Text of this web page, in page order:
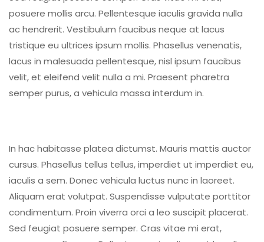
posuere mollis arcu. Pellentesque iaculis gravida nulla
ac hendrerit. Vestibulum faucibus neque at lacus
tristique eu ultrices ipsum mollis. Phasellus venenatis,
lacus in malesuada pellentesque, nisl ipsum faucibus
velit, et eleifend velit nulla a mi. Praesent pharetra
semper purus, a vehicula massa interdum in.
In hac habitasse platea dictumst. Mauris mattis auctor
cursus. Phasellus tellus tellus, imperdiet ut imperdiet eu,
iaculis a sem. Donec vehicula luctus nunc in laoreet.
Aliquam erat volutpat. Suspendisse vulputate porttitor
condimentum. Proin viverra orci a leo suscipit placerat.
Sed feugiat posuere semper. Cras vitae mi erat,